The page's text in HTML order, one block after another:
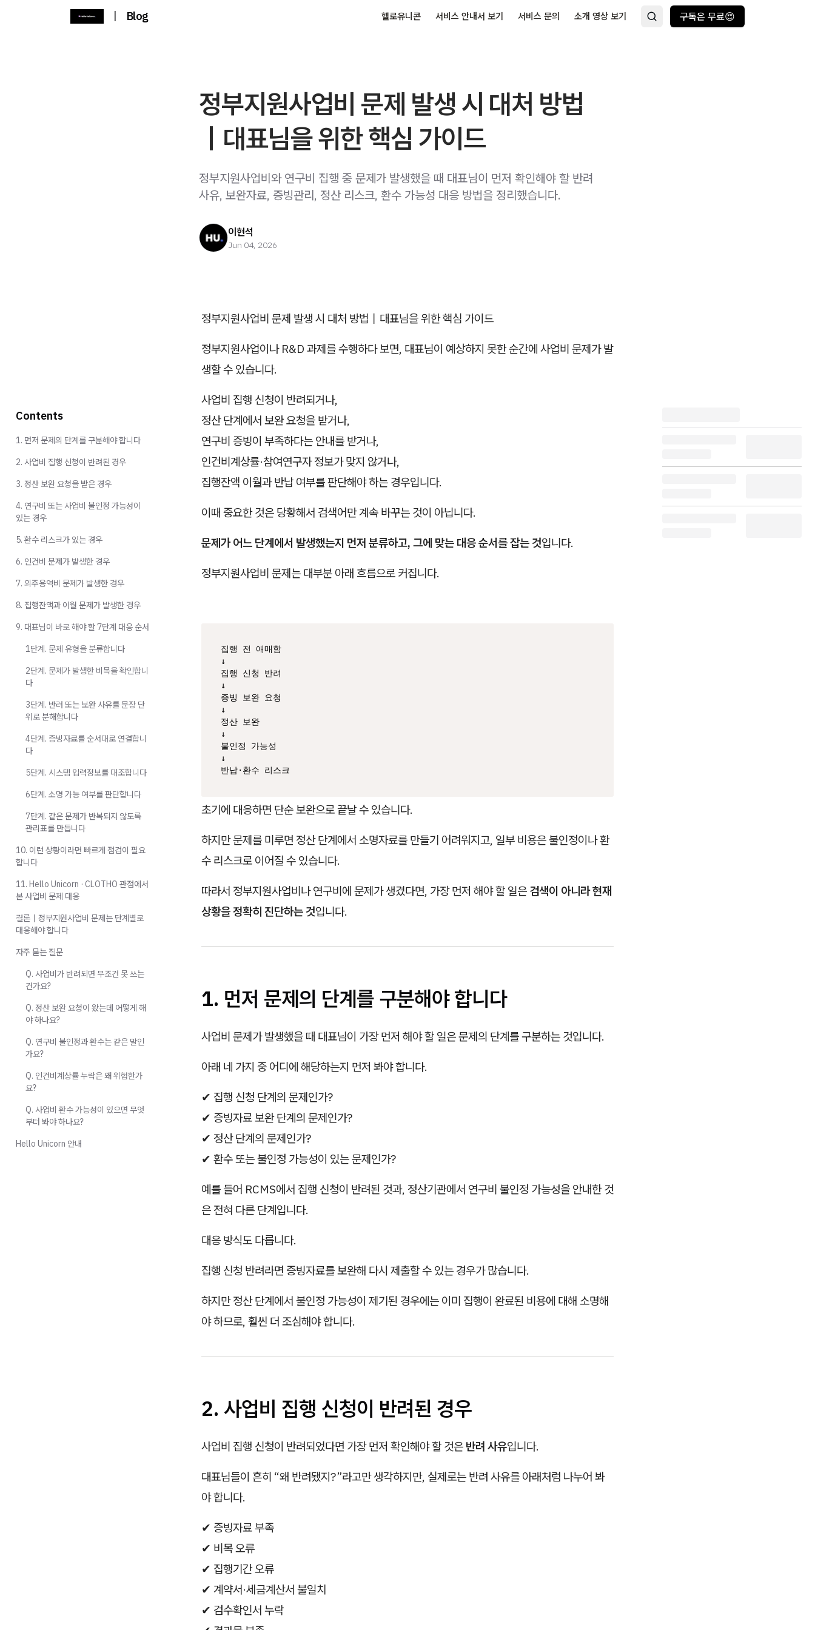
| Blog 헬로유니콘 서비스 안내서 보기 서비스 문의 소개 영상 보기 구독은 무료😍
정부지원사업비 문제 발생 시 대처 방법
｜대표님을 위한 핵심 가이드
정부지원사업비와 연구비 집행 중 문제가 발생했을 때 대표님이 먼저 확인해야 할 반려
사유, 보완자료, 증빙관리, 정산 리스크, 환수 가능성 대응 방법을 정리했습니다.
이현석
Jun 04, 2026
정부지원사업비 문제 발생 시 대처 방법｜대표님을 위한 핵심 가이드
정부지원사업이나 R&D 과제를 수행하다 보면, 대표님이 예상하지 못한 순간에 사업비 문제가 발
생할 수 있습니다.
사업비 집행 신청이 반려되거나,
정산 단계에서 보완 요청을 받거나,
연구비 증빙이 부족하다는 안내를 받거나,
인건비계상률·참여연구자 정보가 맞지 않거나,
집행잔액 이월과 반납 여부를 판단해야 하는 경우입니다.
이때 중요한 것은 당황해서 검색어만 계속 바꾸는 것이 아닙니다.
문제가 어느 단계에서 발생했는지 먼저 분류하고, 그에 맞는 대응 순서를 잡는 것입니다.
정부지원사업비 문제는 대부분 아래 흐름으로 커집니다.
집행 전 애매함
↓
집행 신청 반려
↓
증빙 보완 요청
↓
정산 보완
↓
불인정 가능성
↓
반납·환수 리스크
초기에 대응하면 단순 보완으로 끝날 수 있습니다.
하지만 문제를 미루면 정산 단계에서 소명자료를 만들기 어려워지고, 일부 비용은 불인정이나 환
수 리스크로 이어질 수 있습니다.
따라서 정부지원사업비나 연구비에 문제가 생겼다면, 가장 먼저 해야 할 일은 검색이 아니라 현재
상황을 정확히 진단하는 것입니다.
1. 먼저 문제의 단계를 구분해야 합니다
사업비 문제가 발생했을 때 대표님이 가장 먼저 해야 할 일은 문제의 단계를 구분하는 것입니다.
아래 네 가지 중 어디에 해당하는지 먼저 봐야 합니다.
✔ 집행 신청 단계의 문제인가?
✔ 증빙자료 보완 단계의 문제인가?
✔ 정산 단계의 문제인가?
✔ 환수 또는 불인정 가능성이 있는 문제인가?
예를 들어 RCMS에서 집행 신청이 반려된 것과, 정산기관에서 연구비 불인정 가능성을 안내한 것
은 전혀 다른 단계입니다.
대응 방식도 다릅니다.
집행 신청 반려라면 증빙자료를 보완해 다시 제출할 수 있는 경우가 많습니다.
하지만 정산 단계에서 불인정 가능성이 제기된 경우에는 이미 집행이 완료된 비용에 대해 소명해
야 하므로, 훨씬 더 조심해야 합니다.
2. 사업비 집행 신청이 반려된 경우
사업비 집행 신청이 반려되었다면 가장 먼저 확인해야 할 것은 반려 사유입니다.
대표님들이 흔히 “왜 반려됐지?”라고만 생각하지만, 실제로는 반려 사유를 아래처럼 나누어 봐
야 합니다.
✔ 증빙자료 부족
✔ 비목 오류
✔ 집행기간 오류
✔ 계약서·세금계산서 불일치
✔ 검수확인서 누락
Contents
1. 먼저 문제의 단계를 구분해야 합니다
2. 사업비 집행 신청이 반려된 경우
3. 정산 보완 요청을 받은 경우
4. 연구비 또는 사업비 불인정 가능성이
있는 경우
5. 환수 리스크가 있는 경우
6. 인건비 문제가 발생한 경우
7. 외주용역비 문제가 발생한 경우
8. 집행잔액과 이월 문제가 발생한 경우
9. 대표님이 바로 해야 할 7단계 대응 순서
1단계. 문제 유형을 분류합니다
2단계. 문제가 발생한 비목을 확인합니
다
3단계. 반려 또는 보완 사유를 문장 단
위로 분해합니다
4단계. 증빙자료를 순서대로 연결합니
다
5단계. 시스템 입력정보를 대조합니다
6단계. 소명 가능 여부를 판단합니다
7단계. 같은 문제가 반복되지 않도록
관리표를 만듭니다
10. 이런 상황이라면 빠르게 점검이 필요
합니다
11. Hello Unicorn · CLOTHO 관점에서
본 사업비 문제 대응
결론｜정부지원사업비 문제는 단계별로
대응해야 합니다
자주 묻는 질문
Q. 사업비가 반려되면 무조건 못 쓰는
건가요?
Q. 정산 보완 요청이 왔는데 어떻게 해
야 하나요?
Q. 연구비 불인정과 환수는 같은 말인
가요?
Q. 인건비계상률 누락은 왜 위험한가
요?
Q. 사업비 환수 가능성이 있으면 무엇
부터 봐야 하나요?
Hello Unicorn 안내